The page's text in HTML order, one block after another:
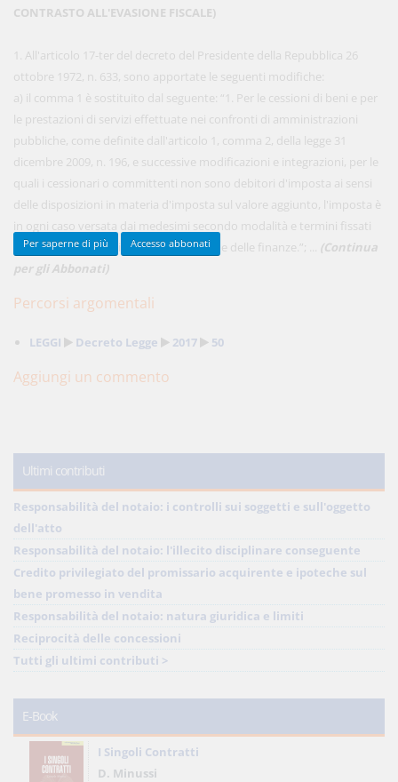
CONTRASTO ALL'EVASIONE FISCALE)
1. All'articolo 17-ter del decreto del Presidente della Repubblica 26
ottobre 1972, n. 633, sono apportate le seguenti modifiche:
a) il comma 1 è sostituito dal seguente: “1. Per le cessioni di beni e per
le prestazioni di servizi effettuate nei confronti di amministrazioni
pubbliche, come definite dall'articolo 1, comma 2, della legge 31
dicembre 2009, n. 196, e successive modificazioni e integrazioni, per le
quali i cessionari o committenti non sono debitori d'imposta ai sensi
delle disposizioni in materia d'imposta sul valore aggiunto, l'imposta è
in ogni caso versata dai medesimi secondo modalità e termini fissati
con decreto del Ministro dell'economia e delle finanze.”; ... (Continua
per gli Abbonati)
Percorsi argomentali
LEGGI Decreto Legge 2017 50
Aggiungi un commento
Ultimi contributi
Responsabilità del notaio: i controlli sui soggetti e sull'oggetto
dell'atto
Responsabilità del notaio: l'illecito disciplinare conseguente
Credito privilegiato del promissario acquirente e ipoteche sul
bene promesso in vendita
Responsabilità del notaio: natura giuridica e limiti
Reciprocità delle concessioni
Tutti gli ultimi contributi >
E-Book
I Singoli Contratti
D. Minussi
anziché570.00€ ,risparmi il 21%!
Acquista ora
48,00 € MENSILI
Acquista ora
Per saperne di più Accesso abbonati